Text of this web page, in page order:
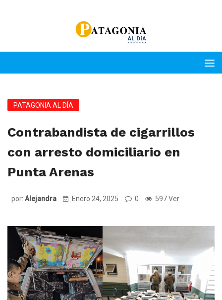
PATAGONIA AL DÍA
Contrabandista de cigarrillos
con arresto domiciliario en
Punta Arenas
por: Alejandra Enero 24, 2025 0 597 Ver